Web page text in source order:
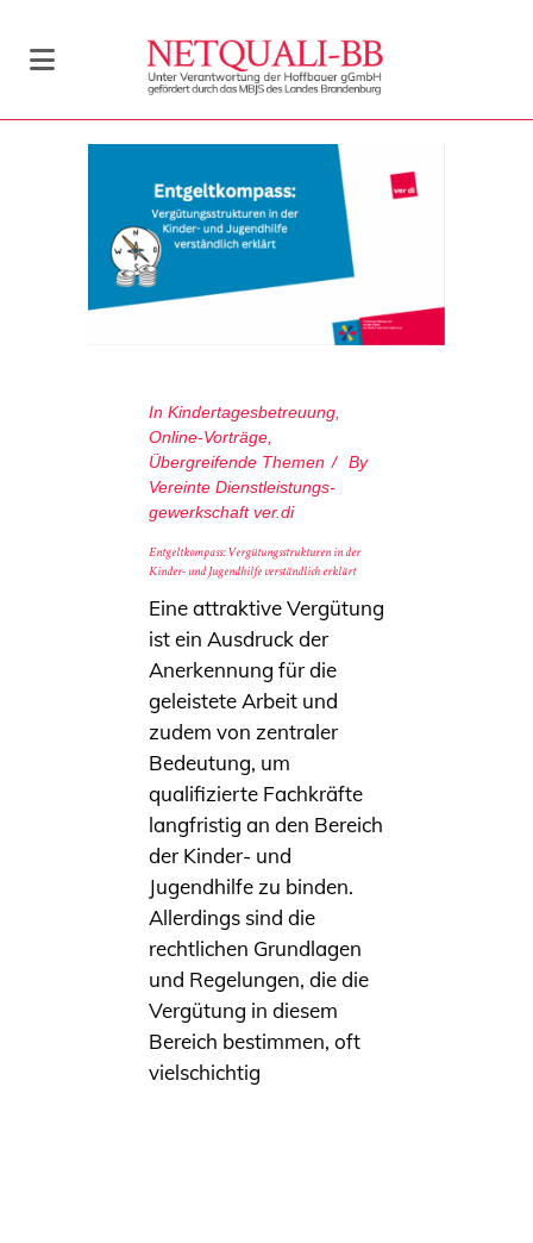
In Kindertagesbetreuung
Online-Vorträge
Übergreifende Themen
By
Vereinte Dienstleistungs­
gewerkschaft ver.di
Entgeltkompass: Vergütungsstrukturen in der
Kinder- und Jugendhilfe verständlich erklärt
Eine attraktive Vergütung
ist ein Ausdruck der
Anerkennung für die
geleistete Arbeit und
zudem von zentraler
Bedeutung, um
qualifizierte Fachkräfte
langfristig an den Bereich
der Kinder- und
Jugendhilfe zu binden.
Allerdings sind die
rechtlichen Grundlagen
und Regelungen, die die
Vergütung in diesem
Bereich bestimmen, oft
vielschichtig